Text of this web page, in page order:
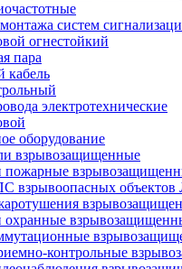
систем
огнестойкий
пара
кабель
электротехнические
оборудование
взрывозащищенные
пожарные
взрывоопасных объектов
охранные
контрольные